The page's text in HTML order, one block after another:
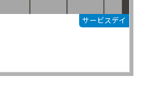
サービスデイ